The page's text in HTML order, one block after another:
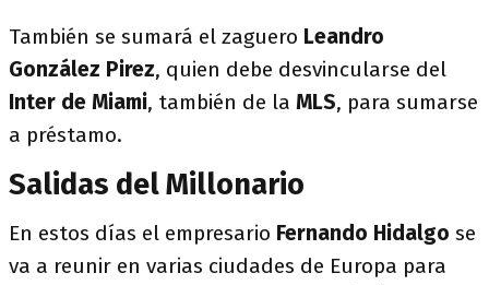
También se sumará el zaguero Leandro
González Pirez, quien debe desvincularse del
Inter de Miami, también de la MLS, para sumarse
a préstamo.
Salidas del Millonario
En estos días el empresario Fernando Hidalgo se
va a reunir en varias ciudades de Europa para